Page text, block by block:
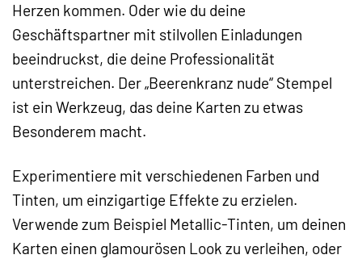
Herzen kommen. Oder wie du deine
Geschäftspartner mit stilvollen Einladungen
beeindruckst, die deine Professionalität
unterstreichen. Der „Beerenkranz nude“ Stempel
ist ein Werkzeug, das deine Karten zu etwas
Besonderem macht.
Experimentiere mit verschiedenen Farben und
Tinten, um einzigartige Effekte zu erzielen.
Verwende zum Beispiel Metallic-Tinten, um deinen
Karten einen glamourösen Look zu verleihen, oder